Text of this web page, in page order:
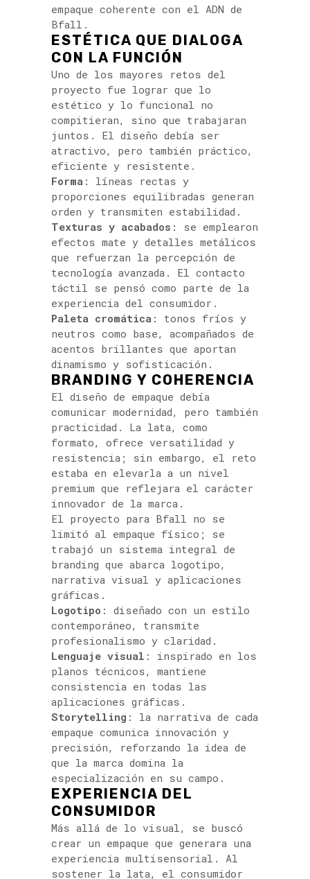
empaque coherente con el ADN de
Bfall.
ESTÉTICA QUE DIALOGA
CON LA FUNCIÓN
Uno de los mayores retos del
proyecto fue lograr que lo
estético y lo funcional no
compitieran, sino que trabajaran
juntos. El diseño debía ser
atractivo, pero también práctico,
eficiente y resistente.
Forma : líneas rectas y
proporciones equilibradas generan
orden y transmiten estabilidad.
Texturas y acabados : se emplearon
efectos mate y detalles metálicos
que refuerzan la percepción de
tecnología avanzada. El contacto
táctil se pensó como parte de la
experiencia del consumidor.
Paleta cromática : tonos fríos y
neutros como base, acompañados de
acentos brillantes que aportan
dinamismo y sofisticación.
BRANDING Y COHERENCIA
El diseño de empaque debía
comunicar modernidad, pero también
practicidad. La lata, como
formato, ofrece versatilidad y
resistencia; sin embargo, el reto
estaba en elevarla a un nivel
premium que reflejara el carácter
innovador de la marca.
El proyecto para Bfall no se
limitó al empaque físico; se
trabajó un sistema integral de
branding que abarca logotipo,
narrativa visual y aplicaciones
gráficas.
Logotipo : diseñado con un estilo
contemporáneo, transmite
profesionalismo y claridad.
Lenguaje visual : inspirado en los
planos técnicos, mantiene
consistencia en todas las
aplicaciones gráficas.
Storytelling : la narrativa de cada
empaque comunica innovación y
precisión, reforzando la idea de
que la marca domina la
especialización en su campo.
EXPERIENCIA DEL
CONSUMIDOR
Más allá de lo visual, se buscó
crear un empaque que generara una
experiencia multisensorial. Al
sostener la lata, el consumidor